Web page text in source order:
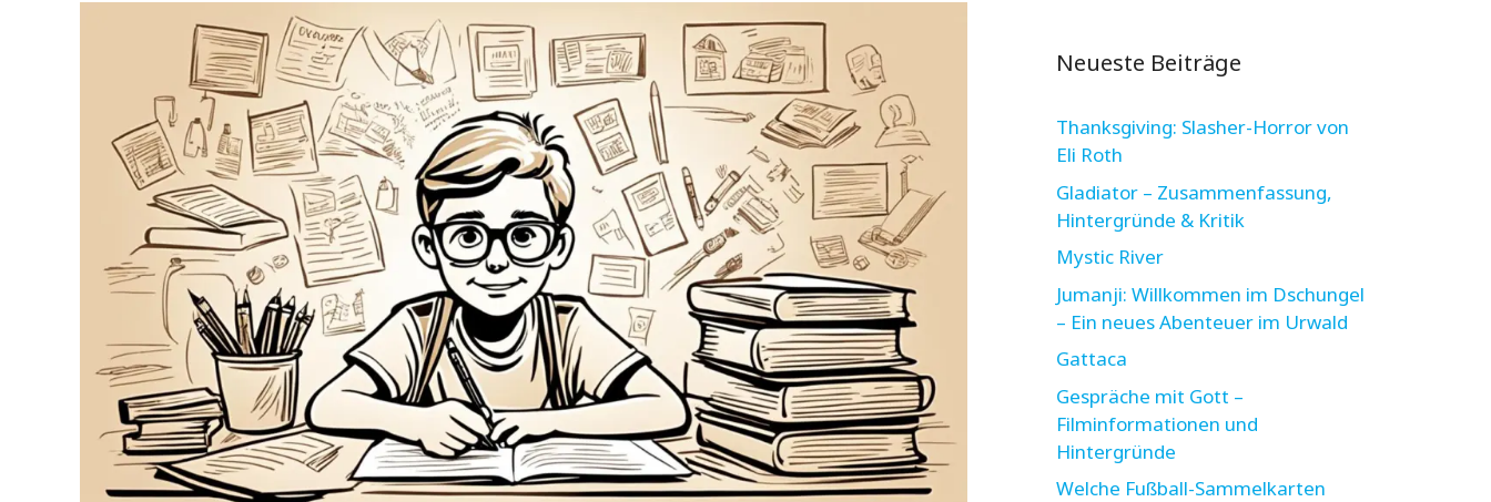
Neueste Beiträge
Thanksgiving: Slasher-Horror von
Eli Roth
Gladiator – Zusammenfassung,
Hintergründe & Kritik
Mystic River
Jumanji: Willkommen im Dschungel
– Ein neues Abenteuer im Urwald
Gattaca
Gespräche mit Gott –
Filminformationen und
Hintergründe
Welche Fußball-Sammelkarten